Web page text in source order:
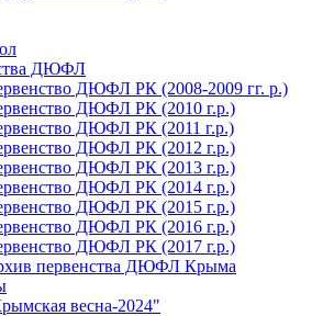
ДЮФЛ
ДЮФЛ РК (2008-2009 гг. р.)
ДЮФЛ РК (2010 г.р.)
ДЮФЛ РК (2011 г.р.)
ДЮФЛ РК (2012 г.р.)
ДЮФЛ РК (2013 г.р.)
ДЮФЛ РК (2014 г.р.)
ДЮФЛ РК (2015 г.р.)
ДЮФЛ РК (2016 г.р.)
ДЮФЛ РК (2017 г.р.)
первенства ДЮФЛ Крыма
весна-2024"